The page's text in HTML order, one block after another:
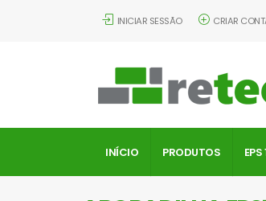
INICIAR SESSÃO CRIAR
INÍCIO PRODUTOS